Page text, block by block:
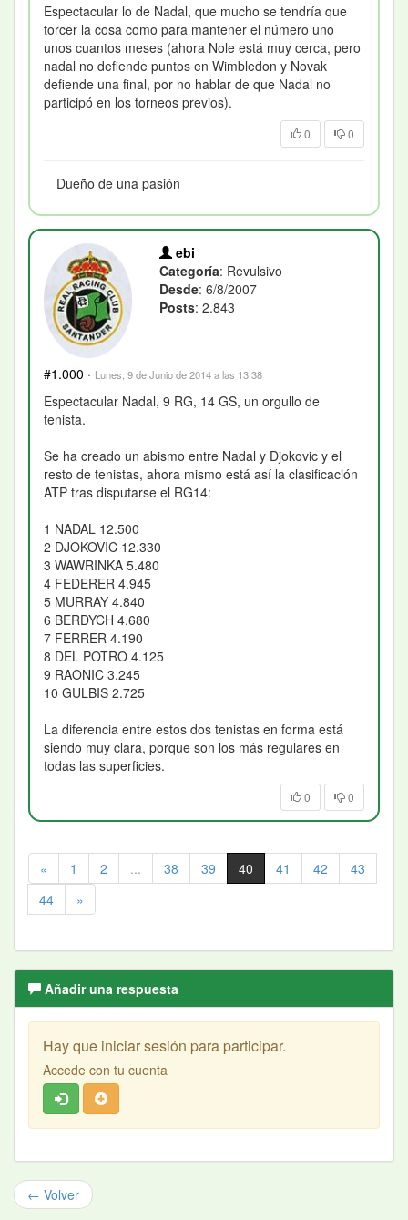
Espectacular lo de Nadal, que mucho se tendría que
torcer la cosa como para mantener el número uno
unos cuantos meses (ahora Nole está muy cerca, pero
nadal no defiende puntos en Wimbledon y Novak
defiende una final, por no hablar de que Nadal no
participó en los torneos previos).
0 0
Dueño de una pasión
ebi
Categoría: Revulsivo
Desde: 6/8/2007
Posts: 2.843
#1.000 · Lunes, 9 de Junio de 2014 a las 13:38
Espectacular Nadal, 9 RG, 14 GS, un orgullo de
tenista.
Se ha creado un abismo entre Nadal y Djokovic y el
resto de tenistas, ahora mismo está así la clasificación
ATP tras disputarse el RG14:
1 NADAL 12.500
2 DJOKOVIC 12.330
3 WAWRINKA 5.480
4 FEDERER 4.945
5 MURRAY 4.840
6 BERDYCH 4.680
7 FERRER 4.190
8 DEL POTRO 4.125
9 RAONIC 3.245
10 GULBIS 2.725
La diferencia entre estos dos tenistas en forma está
siendo muy clara, porque son los más regulares en
todas las superficies.
0 0
« 1 2 ... 38 39 40 41 42
43
44
»
Añadir una respuesta
Hay que iniciar sesión para participar.
Accede con tu cuenta
← Volver